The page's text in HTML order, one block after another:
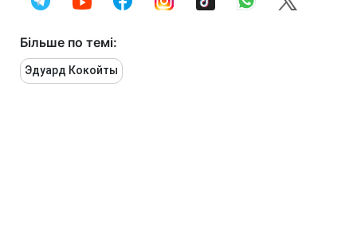
Більше по темі:
Эдуард Кокойты